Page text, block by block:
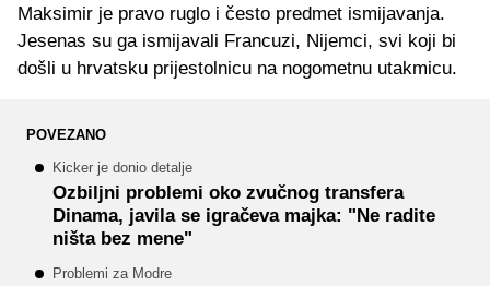
Maksimir je pravo ruglo i često predmet ismijavanja.
Jesenas su ga ismijavali Francuzi, Nijemci, svi koji bi
došli u hrvatsku prijestolnicu na nogometnu utakmicu.
POVEZANO
Kicker je donio detalje
Ozbiljni problemi oko zvučnog transfera
Dinama, javila se igračeva majka: "Ne radite
ništa bez mene"
Problemi za Modre